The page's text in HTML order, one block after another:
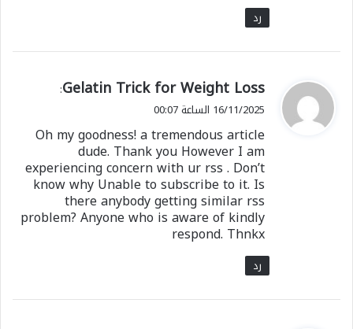
رد
ي
ق
ل
Gelatin Trick for Weight Loss
:
16/11/2025 الساعة 00:07
Oh my goodness! a tremendous article
dude. Thank you However I am
experiencing concern with ur rss . Don’t
know why Unable to subscribe to it. Is
there anybody getting similar rss
problem? Anyone who is aware of kindly
respond. Thnkx
رد